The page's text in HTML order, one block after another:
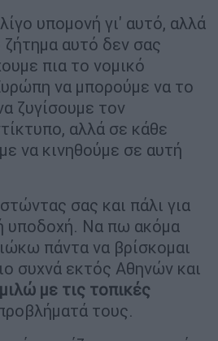
υπομονή γι' αυτό, αλλά
ζήτημα αυτό δεν σας
πια το νομικό
να μπορούμε να το
ζυγίσουμε τον
αλλά σε κάθε
να κινηθούμε σε αυτή
σας και πάλι για
υποδοχή. Να πω ακόμα
πάντα να βρίσκομαι
συχνά εκτός Αθηνών και
με τις τοπικές
τους.